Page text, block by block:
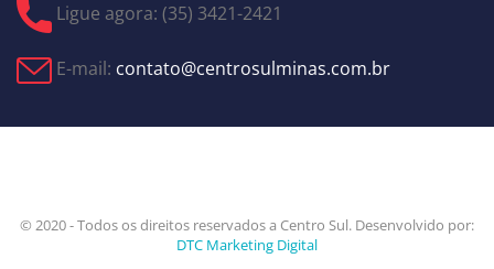
Ligue agora: (35) 3421-2421
E-mail: contato@centrosulminas.com.br
© 2020 - Todos os direitos reservados a Centro Sul. Desenvolvido por:
DTC Marketing Digital